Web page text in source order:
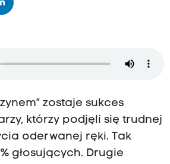
zostaje sukces
którzy podjęli się trudnej
oderwanej ręki. Tak
głosujących. Drugie